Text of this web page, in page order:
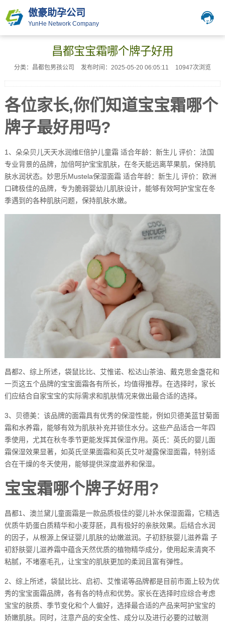
傲豪助孕公司
YunHe Network Company
昌都宝宝霜哪个牌子好用
分类：昌都包男孩公司 发布时间：2025-05-20 06:05:11 10947次浏览
各位家长,你们知道宝宝霜哪个
牌子最好用吗?
1、朵朵贝儿天天水润维E倍护儿童霜 适合年龄：新生儿 评价：法国
专业背景的品牌，加倍呵护宝宝肌肤，在冬天能远离苹果肌，保持肌
肤水润状态。妙思乐Mustela保湿面霜 适合年龄：新生儿 评价：欧洲
口碑极佳的品牌，专为脆弱婴幼儿肌肤设计，能够有效呵护宝宝在冬
季遇到的各种肌肤问题，保持肌肤水嫩。
昌都2、综上所述，袋鼠比比、艾惟诺、松达山茶油、戴克思金盏花和
一页这五个品牌的宝宝面霜各有所长，均值得推荐。在选择时，家长
们应结合自家宝宝的实际需求和肌肤情况来做出最合适的选择。
3、贝德美：该品牌的面霜具有优秀的保湿性能，例如贝德美蓝甘菊面
霜和水养霜，能够有效为肌肤补充并锁住水分。这些产品适合一年四
季使用，尤其在秋冬季节更能发挥其保湿作用。英氏：英氏的婴儿面
霜保湿效果显著，如英氏坚果面霜和英氏艾叶凝露保湿面霜，特别适
合在干燥的冬天使用，能够提供深度滋养和保湿。
宝宝霜哪个牌子好用?
昌都1、澳兰黛儿童面霜是一款品质极佳的婴儿补水保湿面霜，它精选
优质牛奶蛋白质精华和小麦芽胚，具有极好的亲肤效果。后结合水润
的因子，从根源上保证婴儿肌肤的幼嫩滋润。子初舒肤婴儿滋养霜 子
初舒肤婴儿滋养霜中蕴含天然优质的植物精华成分，使用起来清爽不
粘腻，不堵塞毛孔，让宝宝的肌肤更加的柔润且富有弹性。
2、综上所述，袋鼠比比、启初、艾惟诺等品牌都是目前市面上较为优
秀的宝宝面霜品牌，各有各的特点和优势。家长在选择时应综合考虑
宝宝的肤质、季节变化和个人偏好，选择最合适的产品来呵护宝宝的
娇嫩肌肤。同时，注意产品的安全性、成分以及进行必要的过敏测